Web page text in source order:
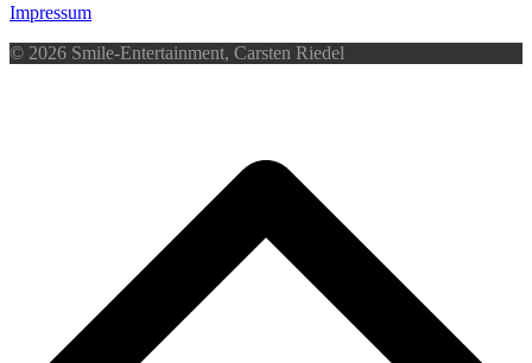
Impressum
© 2026 Smile-Entertainment, Carsten Riedel